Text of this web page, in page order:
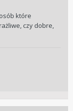
które
czy dobre,